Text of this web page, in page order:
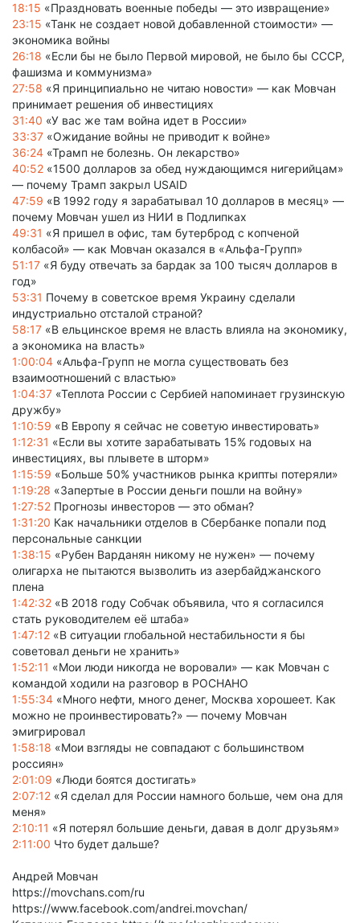
18:15 «Праздновать военные победы — это извращение»
23:15 «Танк не создает новой добавленной стоимости» —
экономика войны
26:18 «Если бы не было Первой мировой, не было бы СССР,
фашизма и коммунизма»
27:58 «Я принципиально не читаю новости» — как Мовчан
принимает решения об инвестициях
31:40 «У вас же там война идет в России»
33:37 «Ожидание войны не приводит к войне»
36:24 «Трамп не болезнь. Он лекарство»
40:52 «1500 долларов за обед нуждающимся нигерийцам»
— почему Трамп закрыл USAID
47:59 «В 1992 году я зарабатывал 10 долларов в месяц» —
почему Мовчан ушел из НИИ в Подлипках
49:31 «Я пришел в офис, там бутерброд с копченой
колбасой» — как Мовчан оказался в «Альфа-Групп»
51:17 «Я буду отвечать за бардак за 100 тысяч долларов в
год»
53:31 Почему в советское время Украину сделали
индустриально отсталой страной?
58:17 «В ельцинское время не власть влияла на экономику,
а экономика на власть»
1:00:04 «Альфа-Групп не могла существовать без
взаимоотношений с властью»
1:04:37 «Теплота России с Сербией напоминает грузинскую
дружбу»
1:10:59 «В Европу я сейчас не советую инвестировать»
1:12:31 «Если вы хотите зарабатывать 15% годовых на
инвестициях, вы плывете в шторм»
1:15:59 «Больше 50% участников рынка крипты потеряли»
1:19:28 «Запертые в России деньги пошли на войну»
1:27:52 Прогнозы инвесторов — это обман?
1:31:20 Как начальники отделов в Сбербанке попали под
персональные санкции
1:38:15 «Рубен Варданян никому не нужен» — почему
олигарха не пытаются вызволить из азербайджанского
плена
1:42:32 «В 2018 году Собчак объявила, что я согласился
стать руководителем её штаба»
1:47:12 «В ситуации глобальной нестабильности я бы
советовал деньги не хранить»
1:52:11 «Мои люди никогда не воровали» — как Мовчан с
командой ходили на разговор в РОСНАНО
1:55:34 «Много нефти, много денег, Москва хорошеет. Как
можно не проинвестировать?» — почему Мовчан
эмигрировал
1:58:18 «Мои взгляды не совпадают с большинством
россиян»
2:01:09 «Люди боятся достигать»
2:07:12 «Я сделал для России намного больше, чем она для
меня»
2:10:11 «Я потерял большие деньги, давая в долг друзьям»
2:11:00 Что будет дальше?
Андрей Мовчан
https://movchans.com/ru
https://www.facebook.com/andrei.movchan/